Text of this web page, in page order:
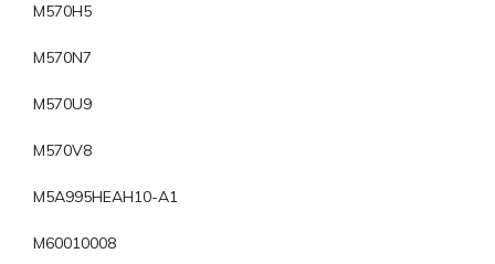
M570H5
M570N7
M570U9
M570V8
M5A995HEAH10-A1
M60010008